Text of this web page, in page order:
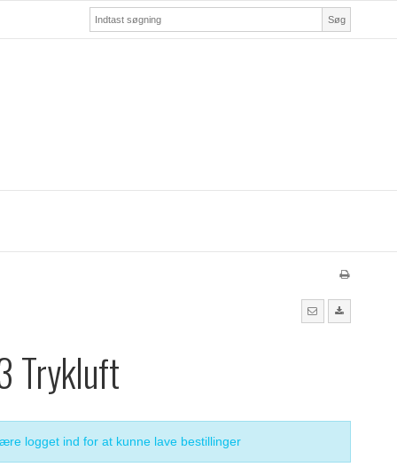
Søg
Trykluft
logget ind for at kunne lave bestillinger